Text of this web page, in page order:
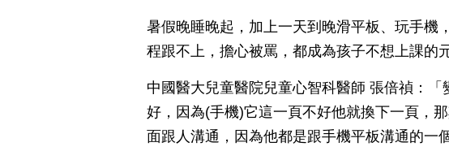
暑假晚睡晚起，加上一天到晚滑平板、玩手機
程跟不上，擔心被罵，都成為孩子不想上課的元
中國醫大兒童醫院兒童心智科醫師 張倍禎：
好，因為(手機)它這一頁不好他就換下一頁，
面跟人溝通，因為他都是跟手機平板溝通的一